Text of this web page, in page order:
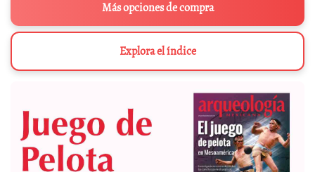
Más opciones de compra
Explora el índice